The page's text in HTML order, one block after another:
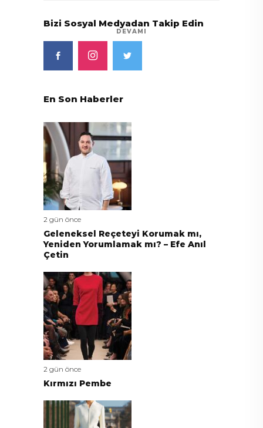
DEVAMI
Bizi Sosyal Medyadan Takip Edin
En Son Haberler
2 gün önce
Geleneksel Reçeteyi Korumak mı,
Yeniden Yorumlamak mı? – Efe Anıl
Çetin
2 gün önce
Kırmızı Pembe